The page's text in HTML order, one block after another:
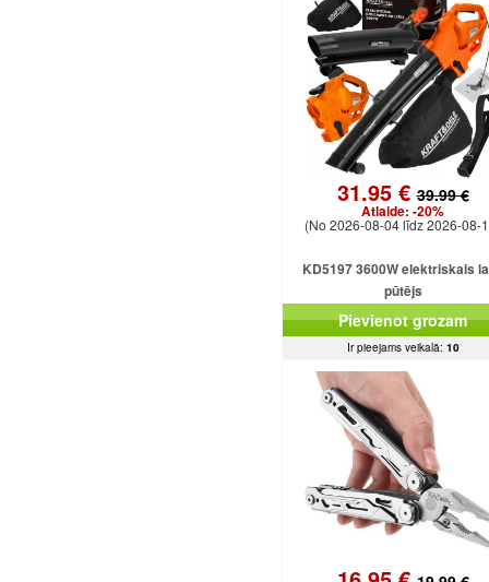
31.95 €39.99 €
Atlaide: -20%
(No 2026-08-04 līdz 2026-08-
KD5197 3600W elektriskais
pūtējs
Pievienot grozam
Ir pieejams veikalā: 10